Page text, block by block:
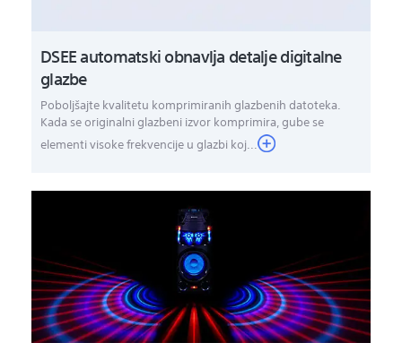
DSEE automatski obnavlja detalje digitalne
glazbe
Poboljšajte kvalitetu komprimiranih glazbenih datoteka.
Kada se originalni glazbeni izvor komprimira, gube se
elementi visoke frekvencije u glazbi koj...